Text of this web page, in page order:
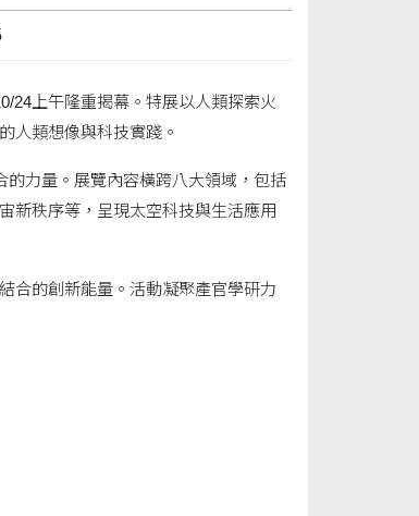
24上午隆重揭幕。特展以人類探索火
人類想像與科技實踐。
的力量。展覽內容橫跨八大領域，包括
新秩序等，呈現太空科技與生活應用
合的創新能量。活動凝聚產官學研力